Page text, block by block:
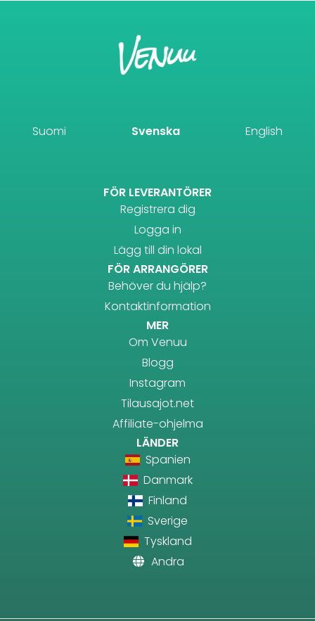
Suomi Svenska English
FÖR LEVERANTÖRER
Registrera dig
Logga in
Lägg till din lokal
FÖR ARRANGÖRER
Behöver du hjälp?
Kontaktinformation
MER
Om Venuu
Blogg
Instagram
Tilausajot.net
Affiliate-ohjelma
LÄNDER
Spanien
Danmark
Finland
Sverige
Tyskland
Andra